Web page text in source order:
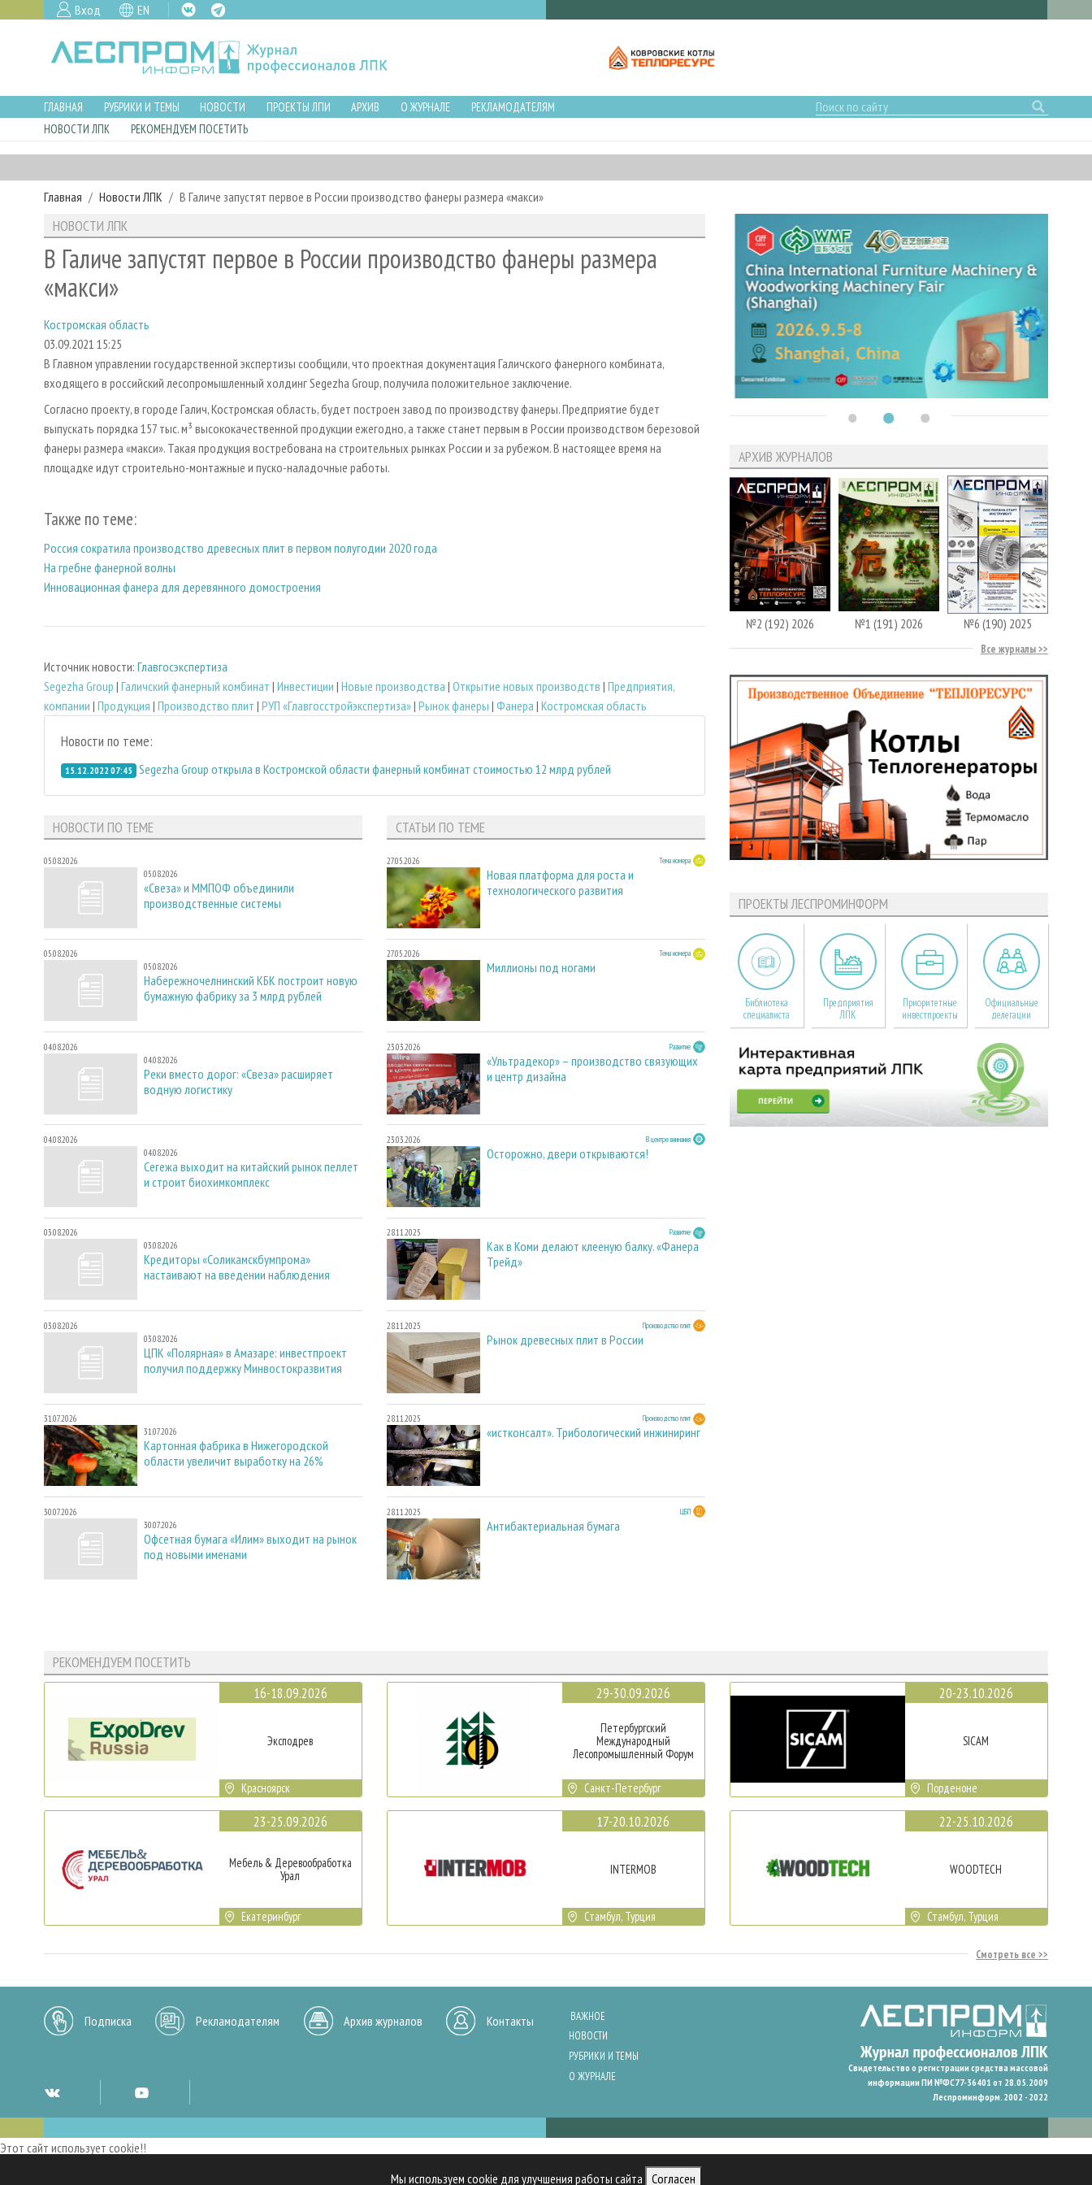
Вход EN
Мы используем cookie для улучшения работы сайта Согласен
ГЛАВНАЯ РУБРИКИ И ТЕМЫ НОВОСТИ ПРОЕКТЫ ЛПИ АРХИВ О ЖУРНАЛЕ
РЕКЛАМОДАТЕЛЯМ
НОВОСТИ ЛПК
РЕКОМЕНДУЕМ ПОСЕТИТЬ
Главная Новости ЛПК В Галиче запустят первое в России производство фанеры размера «макси»
НОВОСТИ ЛПК
В Галиче запустят первое в России производство фанеры размера
«макси»
Костромская область
03.09.2021 15:25
В Главном управлении государственной экспертизы сообщили, что проектная документация Галичского фанерного комбината,
входящего в российский лесопромышленный холдинг Segezha Group, получила положительное заключение.
Согласно проекту, в городе Галич, Костромская область, будет построен завод по производству фанеры. Предприятие будет
выпускать порядка 157 тыс. м³ высококачественной продукции ежегодно, а также станет первым в России производством березовой
фанеры размера «макси». Такая продукция востребована на строительных рынках России и за рубежом. В настоящее время на
площадке идут строительно-монтажные и пуско-наладочные работы.
Также по теме:
Россия сократила производство древесных плит в первом полугодии 2020 года
На гребне фанерной волны
Инновационная фанера для деревянного домостроения
Источник новости: Главгосэкспертиза
Segezha Group | Галичский фанерный комбинат | Инвестиции | Новые производства | Открытие новых производств | Предприятия,
компании | Продукция | Производство плит | РУП «Главгосстройэкспертиза»| Рынок фанеры | Фанера | Костромская область
Новости по теме:
15.12.2022 07:45 Segezha Group открыла в Костромской области фанерный комбинат стоимостью 12 млрд рублей
НОВОСТИ ПО ТЕМЕ
05.08.2026
05.08.2026
«Свеза» и ММПОФ объединили
производственные системы
05.08.2026
05.08.2026
Набережночелнинский КБК построит новую
бумажную фабрику за 3 млрд рублей
04.08.2026
04.08.2026
Реки вместо дорог: «Свеза» расширяет
водную логистику
04.08.2026
04.08.2026
Сегежа выходит на китайский рынок пеллет
и строит биохимкомплекс
03.08.2026
03.08.2026
Кредиторы «Соликамскбумпрома»
настаивают на введении наблюдения
03.08.2026
03.08.2026
ЦПК «Полярная» в Амазаре: инвестпроект
получил поддержку Минвостокразвития
31.07.2026
31.07.2026
Картонная фабрика в Нижегородской
области увеличит выработку на 26%
30.07.2026
30.07.2026
Офсетная бумага «Илим» выходит на рынок
под новыми именами
СТАТЬИ ПО ТЕМЕ
27.05.2026 Тема номера
Новая платформа для роста и
технологического развития
27.05.2026 Тема номера
Миллионы под ногами
23.03.2026 Развитие
«Ультрадекор» – производство связующих
и центр дизайна
23.03.2026 В центре внимания
Осторожно, двери открываются!
28.11.2025 Развитие
Как в Коми делают клееную балку. «Фанера
Трейд»
28.11.2025 Производство плит
Рынок древесных плит в России
28.11.2025 Производство плит
«истконсалт». Трибологический инжиниринг
28.11.2025 ЦБП
Антибактериальная бумага
АРХИВ ЖУРНАЛОВ
№2 (192) 2026 №1 (191) 2026 №6 (190) 2025
Все журналы
ПРОЕКТЫ ЛЕСПРОМИНФОРМ
Библиотека
специалиста
Предприятия
ЛПК
Приоритетные
инвестпроекты
Официальные
делегации
РЕКОМЕНДУЕМ ПОСЕТИТЬ
16-18.09.2026
Эксподрев
Красноярск
23-25.09.2026
Мебель & Деревообработка
Урал
Екатеринбург
29-30.09.2026
Петербургский
Международный
Лесопромышленный Форум
Санкт-Петербург
17-20.10.2026
INTERMOB
Стамбул, Турция
20-23.10.2026
SICAM
Порденоне
22-25.10.2026
WOODTECH
Стамбул, Турция
Смотреть все
Подписка Рекламодателям Архив журналов Контакты
ВАЖНОЕ
НОВОСТИ
РУБРИКИ И ТЕМЫ
О ЖУРНАЛЕ
Свидетельство о регистрации средства массовой
информации ПИ №ФС77-36401 от 28.05.2009
Леспроминформ. 2002 - 2022
Этот сайт использует cookie!!
Мы используем cookies и аналогичные технологии для улучшения работы нашего сайта, анализа трафика и персонализации контента. Cookies помогают нам запомнить ваши предпочтения и улучшить пользовательский